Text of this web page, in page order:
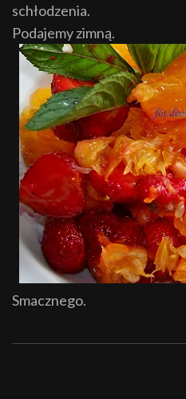
schłodzenia.
Podajemy zimną.
Smacznego.